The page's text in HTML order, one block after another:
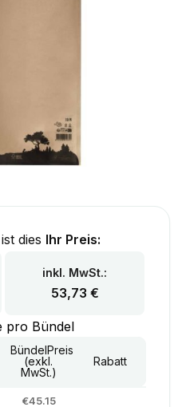
dies Ihr Preis:
inkl. MwSt.:
53,73 €
pro Bündel
BündelPreis
(exkl.
MwSt.)
Rabatt
€45.15